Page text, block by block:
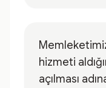
hizmeti
açılması